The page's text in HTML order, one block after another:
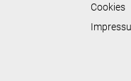
Cookies